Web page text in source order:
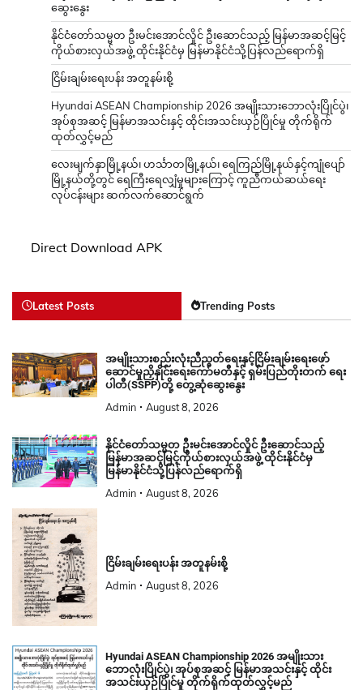
ဆွေးနွေး
နိုင်ငံတော်သမ္မတ ဦးမင်းအောင်လှိုင် ဦးဆောင်သည့် မြန်မာအဆင့်မြင့်
ကိုယ်စားလှယ်အဖွဲ့ ထိုင်းနိုင်ငံမှ မြန်မာနိုင်ငံသို့ပြန်လည်ရောက်ရှိ
ငြိမ်းချမ်းရေးပန်း အတူနမ်းစို့
Hyundai ASEAN Championship 2026 အမျိုးသားဘောလုံးပြိုင်ပွဲ၊
အုပ်စုအဆင့် မြန်မာအသင်းနှင့် ထိုင်းအသင်းယှဉ်ပြိုင်မှု တိုက်ရိုက်
ထုတ်လွှင့်မည်
လေးမျက်နှာမြို့နယ်၊ ဟင်္သာတမြို့နယ်၊ ရေကြည်မြို့နယ်နှင့်ကျုံပျော်
မြို့နယ်တို့တွင် ရေကြီးရေလျှံမှုများကြောင့် ကူညီကယ်ဆယ်ရေး
လုပ်ငန်းများ ဆက်လက်ဆောင်ရွက်
Direct Download APK
Latest Posts Trending Posts
အမျိုးသားစည်းလုံးညီညွတ်ရေးနှင့်ငြိမ်းချမ်းရေးဖော်
ဆောင်မှုညှိနှိုင်းရေးကော်မတီနှင့် ရှမ်းပြည်တိုးတက် ရေး
ပါတီ(SSPP)တို့ တွေ့ဆုံဆွေးနွေး
Admin August 8, 2026
နိုင်ငံတော်သမ္မတ ဦးမင်းအောင်လှိုင် ဦးဆောင်သည့်
မြန်မာအဆင့်မြင့်ကိုယ်စားလှယ်အဖွဲ့ ထိုင်းနိုင်ငံမှ
မြန်မာနိုင်ငံသို့ပြန်လည်ရောက်ရှိ
Admin August 8, 2026
ငြိမ်းချမ်းရေးပန်း အတူနမ်းစို့
Admin August 8, 2026
Hyundai ASEAN Championship 2026 အမျိုးသား
ဘောလုံးပြိုင်ပွဲ၊ အုပ်စုအဆင့် မြန်မာအသင်းနှင့် ထိုင်း
အသင်းယှဉ်ပြိုင်မှု တိုက်ရိုက်ထုတ်လွှင့်မည်